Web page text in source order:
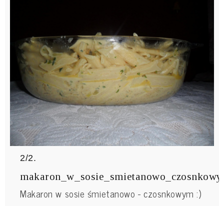
2/2.
Makaron w sosie śmietanowo - czosnkowym :)